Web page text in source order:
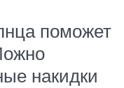
поможет
накидки